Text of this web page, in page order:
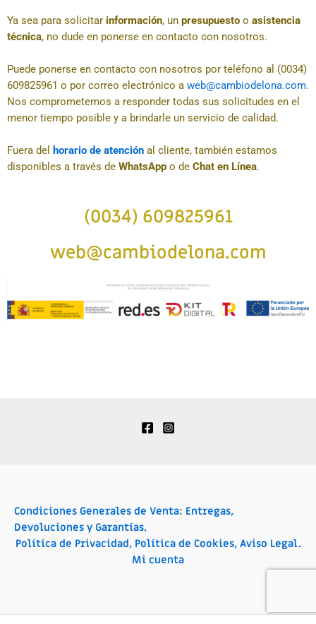
Ya sea para solicitar información, un presupuesto o asistencia
técnica, no dude en ponerse en contacto con nosotros.
Puede ponerse en contacto con nosotros por teléfono al (0034)
609825961 o por correo electrónico a web@cambiodelona.com.
Nos comprometemos a responder todas sus solicitudes en el
menor tiempo posible y a brindarle un servicio de calidad.
Fuera del horario de atención al cliente, también estamos
disponibles a través de WhatsApp o de Chat en Línea.
(0034) 609825961
web@cambiodelona.com
Condiciones Generales de Venta: Entregas,
Devoluciones y Garantías.
Política de Privacidad, Política de Cookies, Aviso Legal.
Mi cuenta